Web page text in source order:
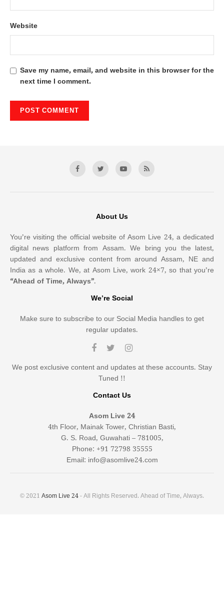
Website
Save my name, email, and website in this browser for the
next time I comment.
About Us
You’re visiting the official website of Asom Live 24, a dedicated
digital news platform from Assam. We bring you the latest,
updated and exclusive content from around Assam, NE and
India as a whole. We, at Asom Live, work 24×7, so that you’re
“Ahead of Time, Always”.
We’re Social
Make sure to subscribe to our Social Media handles to get
regular updates.
We post exclusive content and updates at these accounts. Stay
Tuned !!
Contact Us
Asom Live 24
4th Floor, Mainak Tower, Christian Basti,
G. S. Road, Guwahati – 781005,
Phone: +91 72798 35555
Email: info@asomlive24.com
© 2021 Asom Live 24- All Rights Reserved. Ahead of Time, Always.